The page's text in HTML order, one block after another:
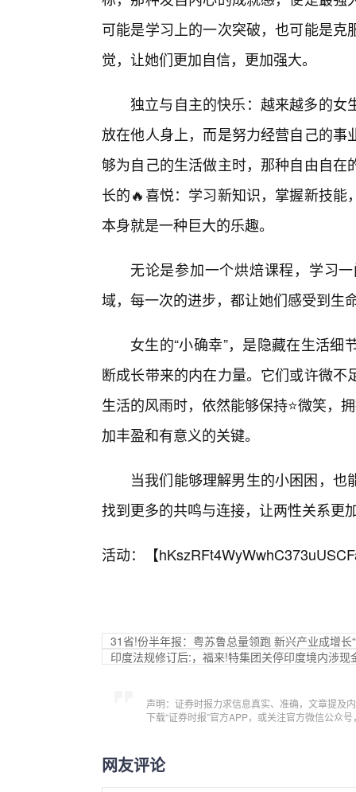
可能是学习上的一次突破，也可能是
觉，让她们更加自信，更加强大。
独立与自主的快乐：越来越多的女
放在他人身上，而是努力经营自己的
够为自己的生活做主时，那种自由自
长的🔥喜悦：学习新知识，掌握新技
本身就是一种巨大的乐趣。
无论是参加一个烘焙课程，学习
域，每一次的进步，都让她们感受到生
女生的“小确幸”，是隐藏在生活
断成长带来的内在力量。它们或许微
生活的风雨时，依然能够保持⭐微笑，
加丰盈和有意义的关键。
当我们能够理解男生的小困困，
找到更多的共鸣与连接，让两性关系更
活动：【
31省!份半年报：粤苏鲁总量领跑 新兴产业成增长
印度法规修订后:，福来!特集团关停印度境内涉现
声明：证券时报力求信息真实、准确，文章提及
下载“证券时报”官方APP，或关注官方微信公众
网友评论